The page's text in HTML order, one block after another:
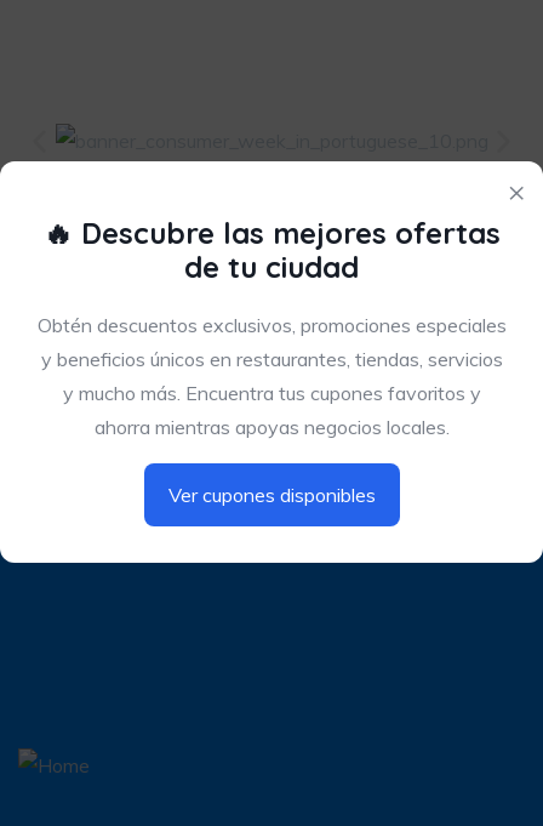
×
🔥 Descubre las mejores ofertas
de tu ciudad
Obtén descuentos exclusivos, promociones especiales
y beneficios únicos en restaurantes, tiendas, servicios
y mucho más. Encuentra tus cupones favoritos y
ahorra mientras apoyas negocios locales.
Ver cupones disponibles